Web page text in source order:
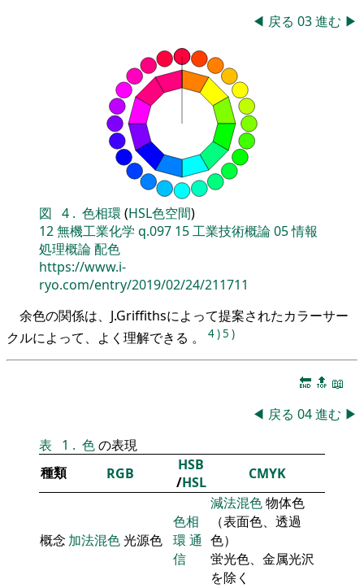
◀ 戻る 03進む ▶
図 4 . 色相環 (HSL色空間)
12無機工業化学 q.097 15工業技術概論05情報
処理概論配色
https://www.i-
ryo.com/entry/2019/02/24/211711
余色の関係は、J.Griffithsによって提案されたカラーサー
クルによって、よく理解できる 。
4)5 )
🔚 🔝 📖
◀ 戻る 04進む ▶
表
1 . 色の表現
種類
RGB
HSB
/HSL CMYK
概念 加法混色光源色
色相
環 通
信
減法混色物体色
（表面色、透過
色）
蛍光色、金属光沢
を除く